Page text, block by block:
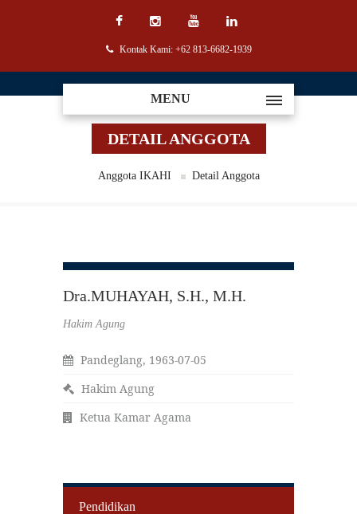
Kontak Kami: +62 813-6682-1939
MENU
DETAIL ANGGOTA
Anggota IKAHI Detail Anggota
Dra.MUHAYAH, S.H., M.H.
Hakim Agung
Pandeglang, 1963-07-05
Hakim Agung
Ketua Kamar Agama
Pendidikan